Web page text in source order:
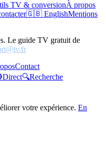
TV & conversionÀ propos
🇬🇧 EnglishMentions
Le guide TV gratuit de
Contact
Direct🔍Recherche
votre expérience. En